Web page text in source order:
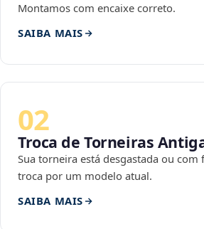
Montamos com encaixe correto.
SAIBA MAIS
02
Troca de Torneiras
Sua torneira está desgastada ou com
troca por um modelo atual.
SAIBA MAIS